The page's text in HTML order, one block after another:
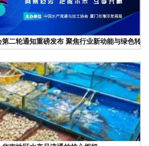
二轮通知重磅发布 聚焦行业新动能与绿色转型